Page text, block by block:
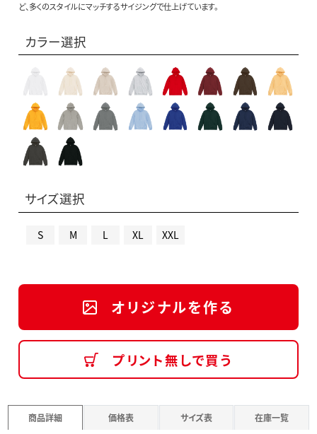
ど、多くのスタイルにマッチするサイジングで仕上げています。
カラー選択
サイズ選択
S M L XL XXL
オリジナルを作る
プリント無しで買う
商品詳細 価格表 サイズ表 在庫一覧